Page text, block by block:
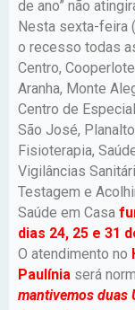
de ano” não
Nesta sexta-feira
o recesso todas
Centro,
Aranha, Monte
Centro de
São José,
Fisioterapia,
Vigilâncias
Testagem e
Saúde em Casa
dias 24, 25 e 31
O atendimento no
Paulínia será
mantivemos duas